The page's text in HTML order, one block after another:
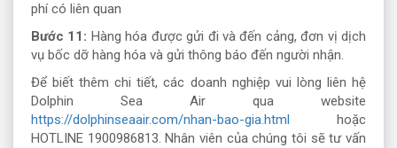
phí có liên quan
Bước 11: Hàng hóa được gửi đi và đến cảng, đơn vị dịch
vụ bốc dỡ hàng hóa và gửi thông báo đến người nhận.
Để biết thêm chi tiết, các doanh nghiệp vui lòng liên hệ
Dolphin Sea Air qua website
https://dolphinseaair.com/nhan-bao-gia.html hoặc
HOTLINE 1900986813. Nhân viên của chúng tôi sẽ tư vấn